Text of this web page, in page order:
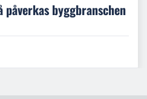
byggbranschen